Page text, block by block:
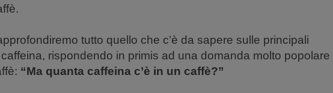
tutto quello che c’è da sapere sulle principali
rispondendo in primis ad una domanda molto popolare
“Ma quanta caffeina c’è in un caffè?”